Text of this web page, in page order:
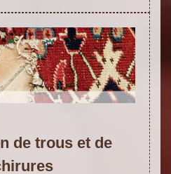
de trous et de